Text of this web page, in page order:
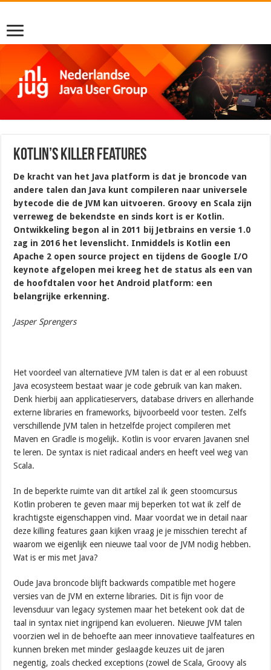
Kotlin’s killer features
De kracht van het Java platform is dat je broncode van
andere talen dan Java kunt compileren naar universele
bytecode die de JVM kan uitvoeren. Groovy en Scala zijn
verreweg de bekendste en sinds kort is er Kotlin.
Ontwikkeling begon al in 2011 bij Jetbrains en versie 1.0
zag in 2016 het levenslicht. Inmiddels is Kotlin een
Apache 2 open source project en tijdens de Google I/O
keynote afgelopen mei kreeg het de status als een van
de hoofdtalen voor het Android platform: een
belangrijke erkenning.
Jasper Sprengers
Het voordeel van alternatieve JVM talen is dat er al een robuust
Java ecosysteem bestaat waar je code gebruik van kan maken.
Denk hierbij aan applicatieservers, database drivers en allerhande
externe libraries en frameworks, bijvoorbeeld voor testen. Zelfs
verschillende JVM talen in hetzelfde project compileren met
Maven en Gradle is mogelijk. Kotlin is voor ervaren Javanen snel
te leren. De syntax is niet radicaal anders en heeft veel weg van
Scala.
In de beperkte ruimte van dit artikel zal ik geen stoomcursus
Kotlin proberen te geven maar mij beperken tot wat ik zelf de
krachtigste eigenschappen vind. Maar voordat we in detail naar
deze killing features gaan kijken vraag je je misschien terecht af
waarom we eigenlijk een nieuwe taal voor de JVM nodig hebben.
Wat is er mis met Java?
Oude Java broncode blijft backwards compatible met hogere
versies van de JVM en externe libraries. Dit is fijn voor de
levensduur van legacy systemen maar het betekent ook dat de
taal in syntax niet ingrijpend kan evolueren. Nieuwe JVM talen
voorzien wel in de behoefte aan meer innovatieve taalfeatures en
kunnen breken met minder geslaagde keuzes uit de jaren
negentig, zoals checked exceptions (zowel de Scala, Groovy als